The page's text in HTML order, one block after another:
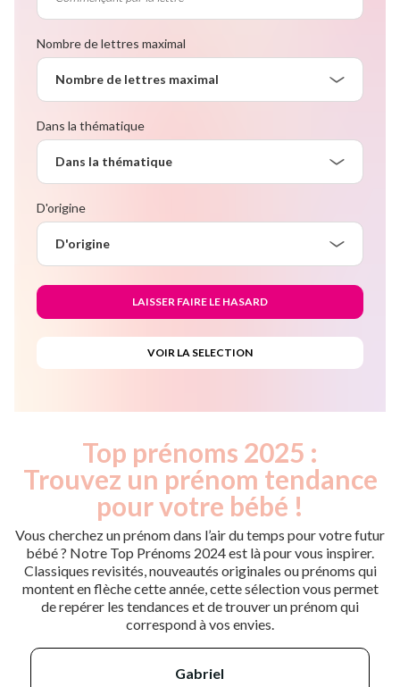
Nombre de lettres maximal
Nombre de lettres maximal
Dans la thématique
Dans la thématique
D'origine
D'origine
Top prénoms 2025 :
Trouvez un prénom tendance
pour votre bébé !
Vous cherchez un prénom dans l’air du temps pour votre futur
bébé ? Notre Top Prénoms 2024 est là pour vous inspirer.
Classiques revisités, nouveautés originales ou prénoms qui
montent en flèche cette année, cette sélection vous permet
de repérer les tendances et de trouver un prénom qui
correspond à vos envies.
gabriel